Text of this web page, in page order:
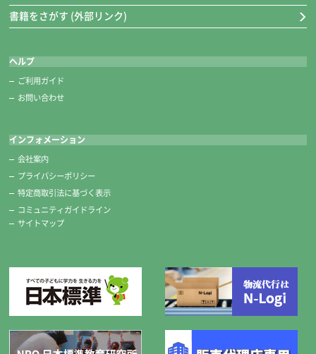
書籍をさがす (外部リンク)
ヘルプ
ご利用ガイド
お問い合わせ
インフォメーション
会社案内
プライバシーポリシー
特定商取引法に基づく表示
コミュニティガイドライン
サイトマップ